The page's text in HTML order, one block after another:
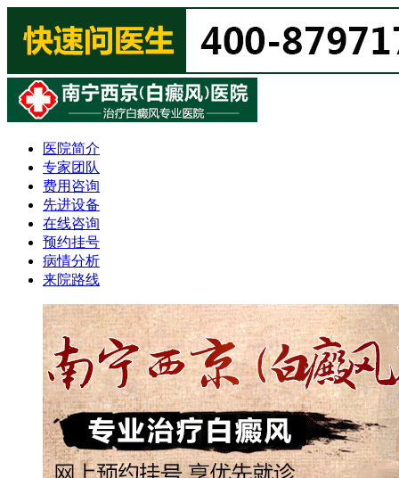
医院简介
专家团队
费用咨询
先进设备
在线咨询
预约挂号
病情分析
来院路线